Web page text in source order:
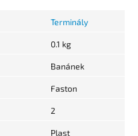
Terminály
0.1 kg
Banánek
Faston
2
Plast